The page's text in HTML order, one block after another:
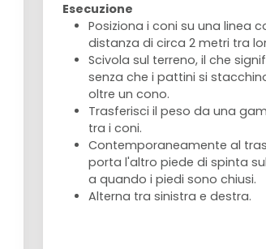
Esecuzione
Posiziona i coni su una linea
distanza di circa 2 metri tra
Scivola sul terreno, il che
senza che i pattini si
oltre un cono.
Trasferisci il peso da una
tra i coni.
Contemporaneamente al
porta l'altro piede di spinta
a quando i piedi sono chiusi.
Alterna tra sinistra e destra.